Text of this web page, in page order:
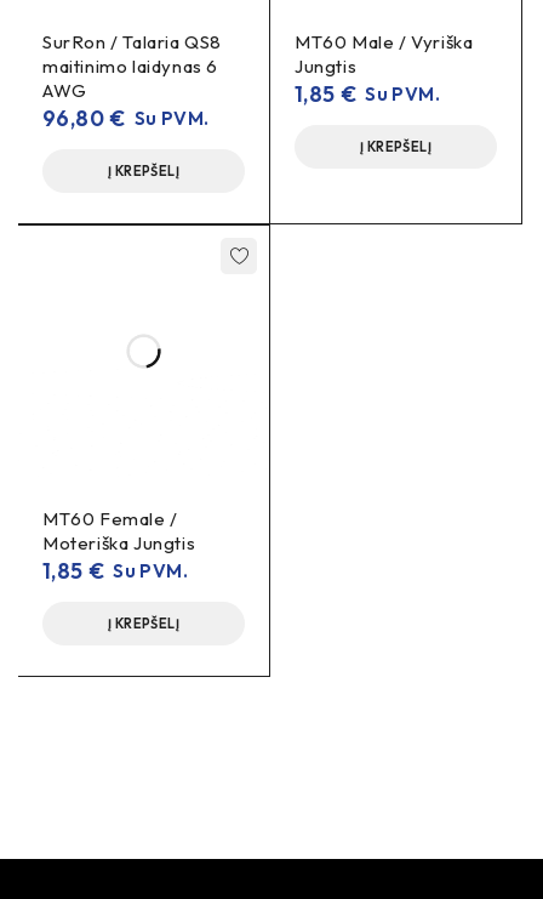
SurRon / Talaria QS8
maitinimo laidynas 6
AWG
96,80€ Su PVM.
Į KREPŠELĮ
MT60 Male / Vyriška
Jungtis
1,85 € Su PVM.
Į KREPŠELĮ
MT60 Female /
Moteriška Jungtis
1,85 € Su PVM.
Į KREPŠELĮ